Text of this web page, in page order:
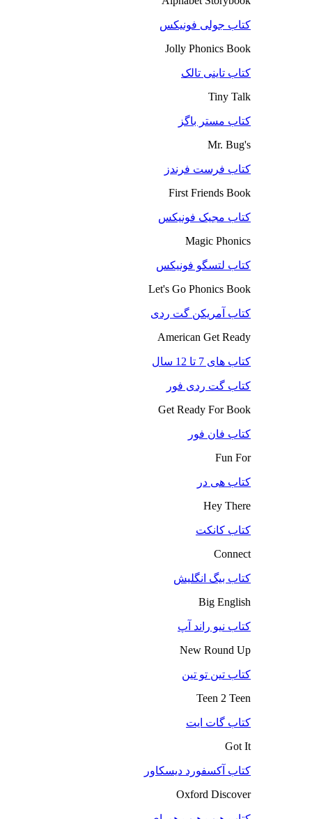
کتاب جولی فونیکس
Jolly Phonics Book
کتاب تاینی تالک
Tiny Talk
کتاب مستر باگز
Mr. Bug's
کتاب فرست فرندز
First Friends Book
کتاب مجیک فونیکس
Magic Phonics
کتاب لتسگو فونیکس
Let's Go Phonics Book
کتاب آمریکن گت ردی
American Get Ready
کتاب های 7 تا 12 سال
کتاب گت ردی فور
Get Ready For Book
کتاب فان فور
Fun For
کتاب هی در
Hey There
کتاب کانکت
Connect
کتاب بیگ انگلیش
Big English
کتاب نیو راند آپ
New Round Up
کتاب تین تو تین
Teen 2 Teen
کتاب گات ایت
Got It
کتاب آکسفورد دیسکاور
Oxford Discover